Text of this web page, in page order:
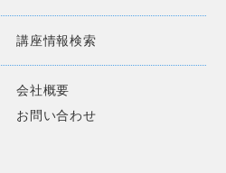
講座情報検索
会社概要
お問い合わせ